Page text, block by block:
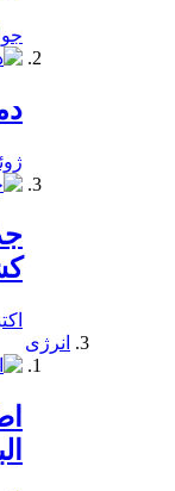
ژوئن
اکتبر
انرژی